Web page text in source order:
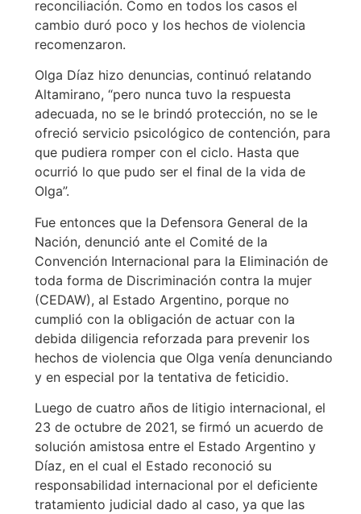
reconciliación. Como en todos los casos el
cambio duró poco y los hechos de violencia
recomenzaron.
Olga Díaz hizo denuncias, continuó relatando
Altamirano, “pero nunca tuvo la respuesta
adecuada, no se le brindó protección, no se le
ofreció servicio psicológico de contención, para
que pudiera romper con el ciclo. Hasta que
ocurrió lo que pudo ser el final de la vida de
Olga”.
Fue entonces que la Defensora General de la
Nación, denunció ante el Comité de la
Convención Internacional para la Eliminación de
toda forma de Discriminación contra la mujer
(CEDAW), al Estado Argentino, porque no
cumplió con la obligación de actuar con la
debida diligencia reforzada para prevenir los
hechos de violencia que Olga venía denunciando
y en especial por la tentativa de feticidio.
Luego de cuatro años de litigio internacional, el
23 de octubre de 2021, se firmó un acuerdo de
solución amistosa entre el Estado Argentino y
Díaz, en el cual el Estado reconoció su
responsabilidad internacional por el deficiente
tratamiento judicial dado al caso, ya que las